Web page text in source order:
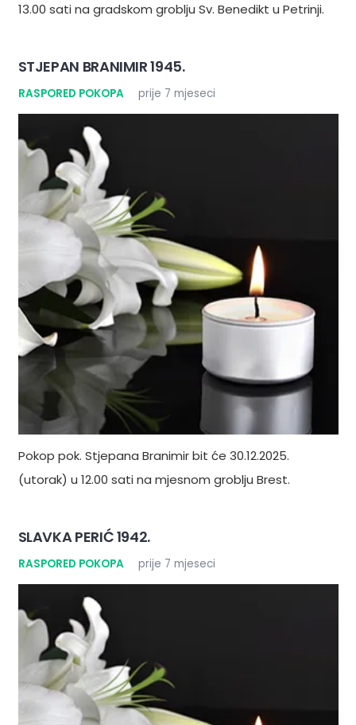
13.00 sati na gradskom groblju Sv. Benedikt u Petrinji.
STJEPAN BRANIMIR 1945.
RASPORED POKOPA prije 7 mjeseci
Pokop pok. Stjepana Branimir bit će 30.12.2025.
(utorak) u 12.00 sati na mjesnom groblju Brest.
SLAVKA PERIĆ 1942.
RASPORED POKOPA prije 7 mjeseci